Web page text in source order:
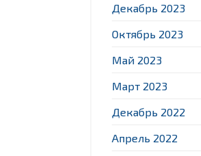
Декабрь 2023
Октябрь 2023
Май 2023
Март 2023
Декабрь 2022
Апрель 2022